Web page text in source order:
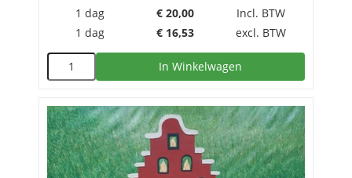
1 dag € 20,00
Incl. BTW
1 dag
€ 16,53 excl. BTW
In Winkelwagen